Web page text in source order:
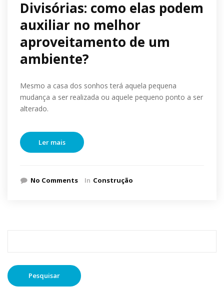
Divisórias: como elas podem
auxiliar no melhor
aproveitamento de um
ambiente?
Mesmo a casa dos sonhos terá aquela pequena
mudança a ser realizada ou aquele pequeno ponto a ser
alterado.
Ler mais
No Comments In Construção